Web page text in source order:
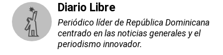
Diario Libre
Periódico líder de República Dominicana
centrado en las noticias generales y el
periodismo innovador.